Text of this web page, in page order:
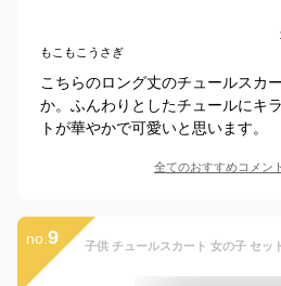
もこもこうさぎ
こちらのロング丈のチュールスカ
か。ふんわりとしたチュールにキ
トが華やかで可愛いと思います。
全てのおすすめコメント
no. 9